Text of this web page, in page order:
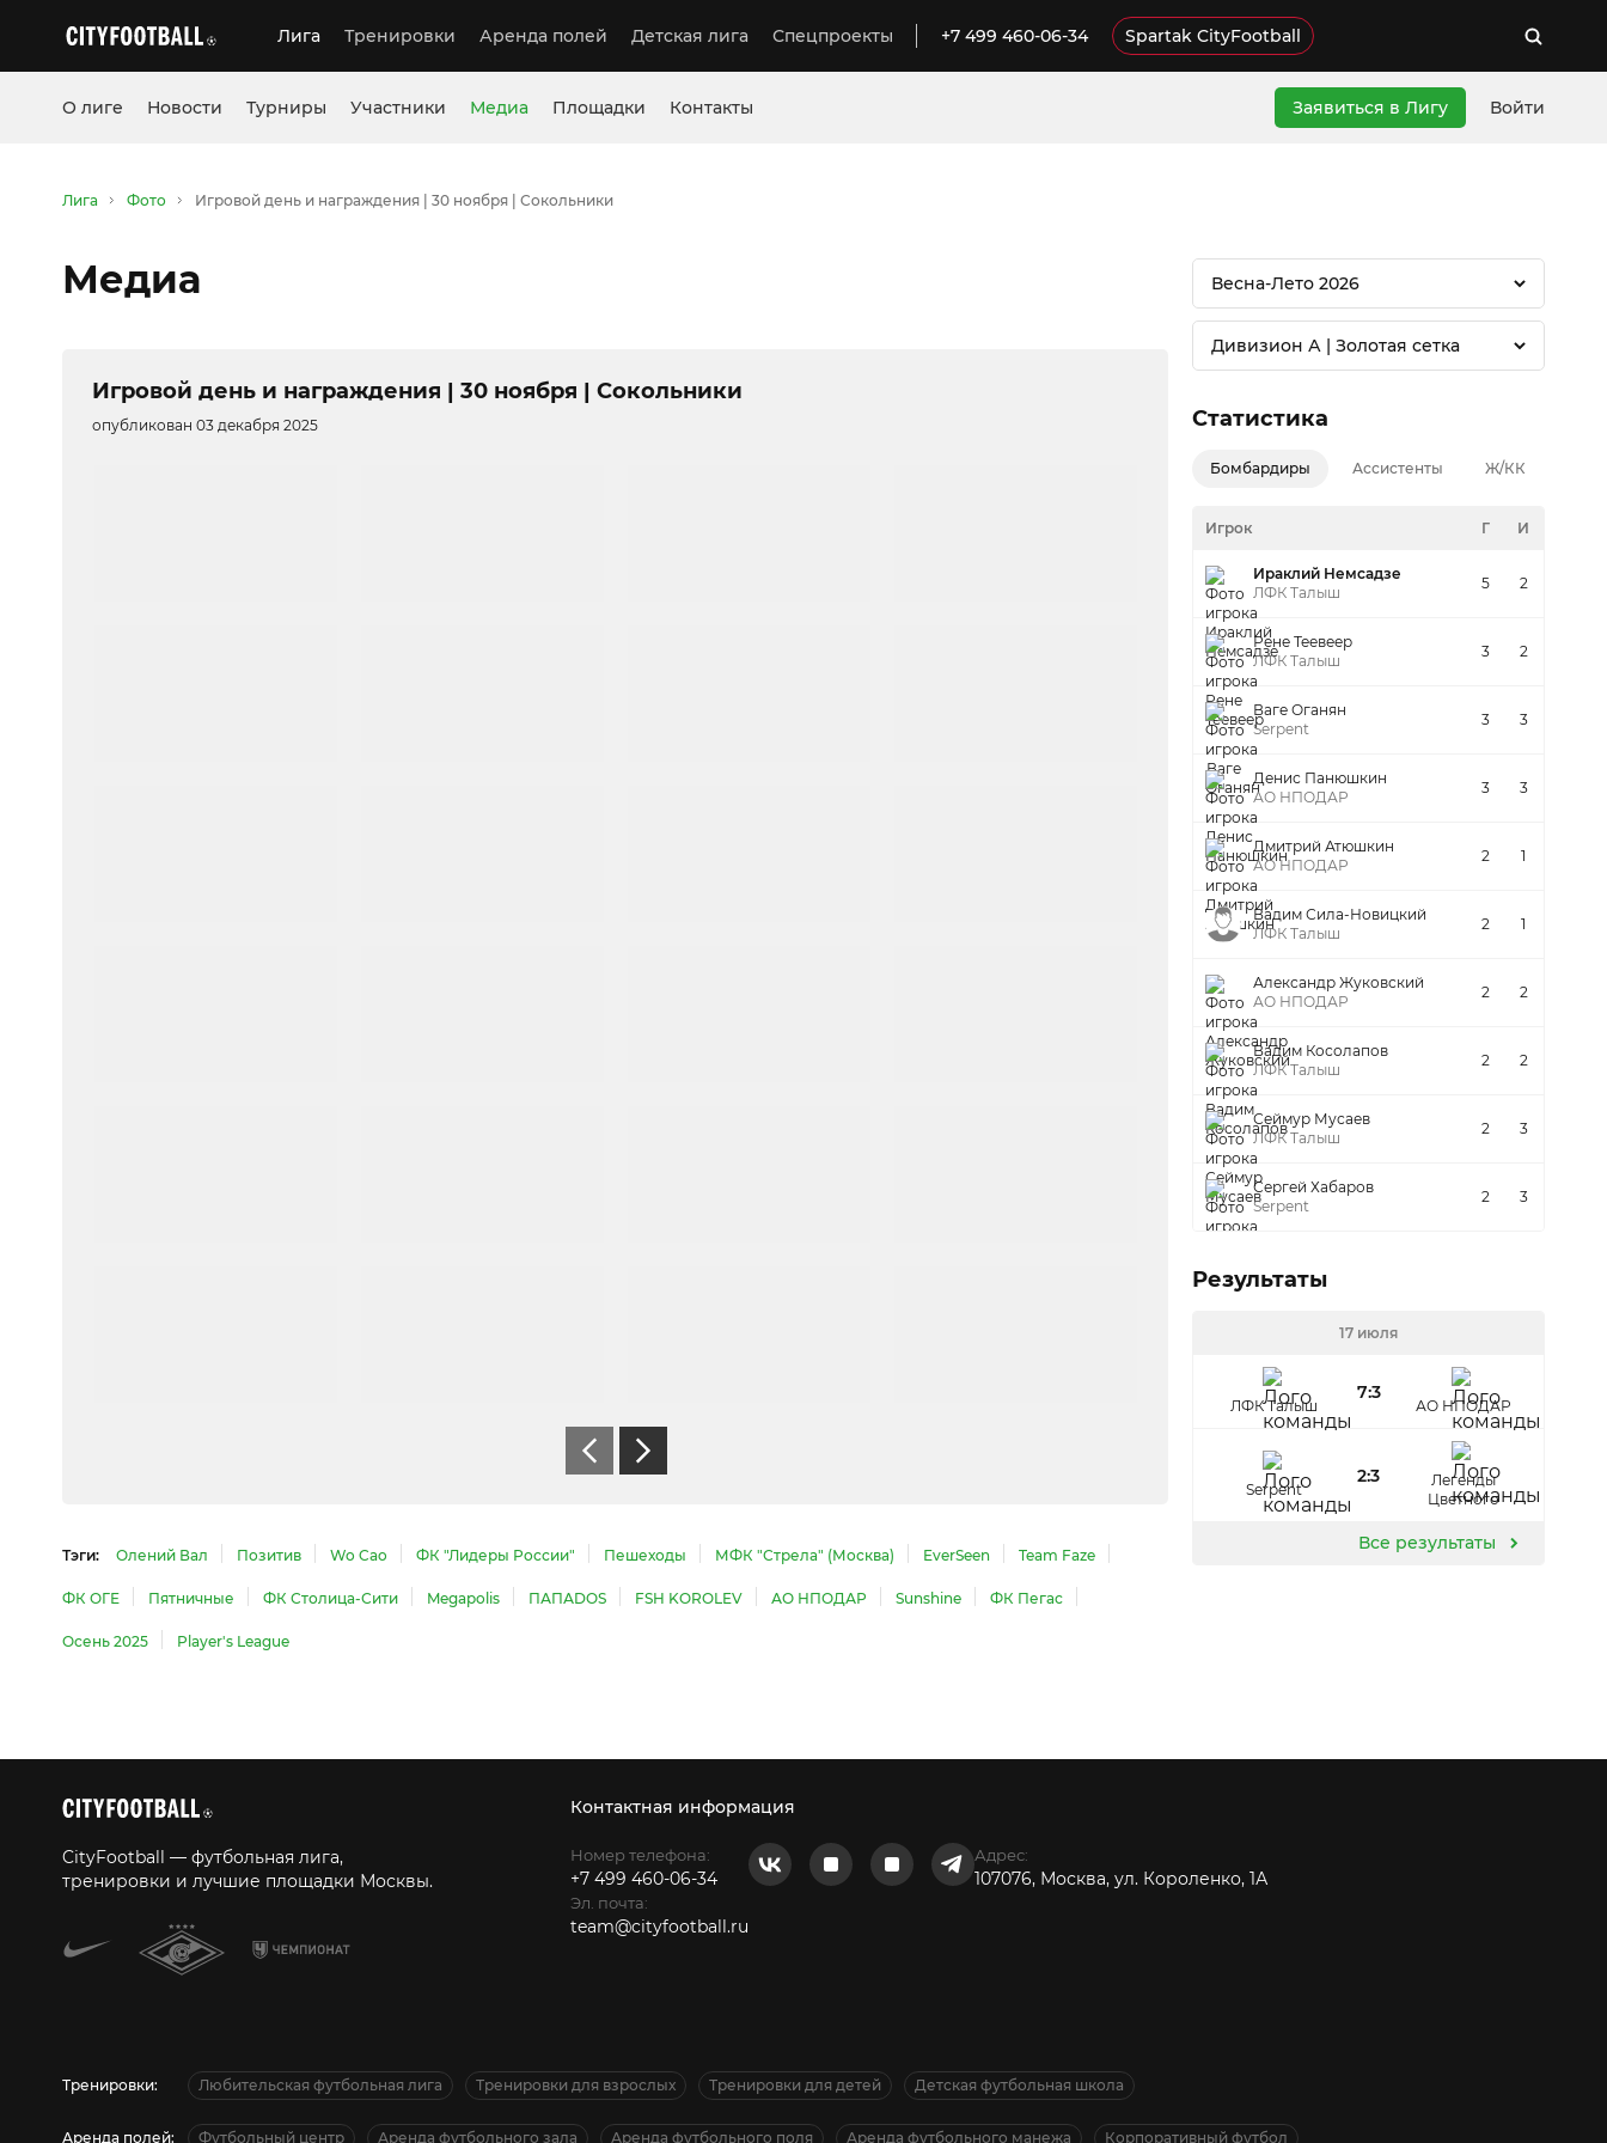
Лига Тренировки Аренда полей Детская лига Спецпроекты +7 499 460-06-34 Spartak CityFootball
О лиге Новости Турниры Участники Медиа Площадки Контакты Заявиться в Лигу Войти
Лига Фото Игровой день и награждения | 30 ноября | Сокольники
Медиа
Игровой день и награждения | 30 ноября | Сокольники
опубликован 03 декабря 2025
Тэги: Олений Вал Позитив Wo Cao ФК "Лидеры России" Пешеходы МФК "Стрела" (Москва) EverSeen Team Faze
ФК ОГЕ Пятничные ФК Столица-Сити Megapolis ПАПАDOS FSH KOROLEV АО НПОДАР Sunshine ФК Пегас
Осень 2025 Player's League
Весна-Лето 2026
Дивизион А | Золотая сетка
Статистика
Бомбардиры Ассистенты Ж/КК
Игрок Г И
Ираклий Немсадзе
ЛФК Талыш
5 2
Рене Теевеер
ЛФК Талыш
3 2
Ваге Оганян
Serpent
3 3
Денис Панюшкин
АО НПОДАР
3 3
Дмитрий Атюшкин
АО НПОДАР
2 1
Вадим Сила-Новицкий
ЛФК Талыш
2 1
Александр Жуковский
АО НПОДАР
2 2
Вадим Косолапов
ЛФК Талыш
2 2
Сеймур Мусаев
ЛФК Талыш
2 3
Сергей Хабаров
Serpent
2 3
Результаты
17 июля
ЛФК Талыш
7:3
АО НПОДАР
Serpent
2:3
Легенды
Цветного
Все результаты
CityFootball — футбольная лига,
тренировки и лучшие площадки Москвы.
Контактная информация
Номер телефона:
+7 499 460-06-34
Эл. почта:
team@cityfootball.ru
Адрес:
107076, Москва, ул. Короленко, 1А
Тренировки: Любительская футбольная лига Тренировки для взрослых Тренировки для детей Детская футбольная школа
Аренда полей: Футбольный центр Аренда футбольного зала Аренда футбольного поля Аренда футбольного манежа Корпоративный футбол